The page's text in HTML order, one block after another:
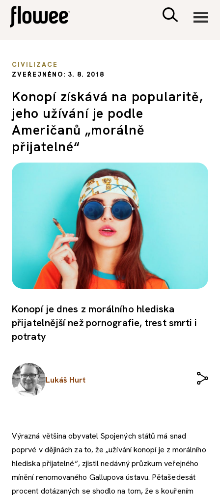
PSYCHOLOGIE
RODINA A DĚTI
SEX A VZTAHY
PORADNA
CIVILIZACE
ZVEŘEJNĚNO: 3. 8. 2018
Konopí získává na popularitě,
jeho užívání je podle
Američanů „morálně
přijatelné“
Konopí je dnes z morálního hlediska
přijatelnější než pornografie, trest smrti i
potraty
Lukáš Hurt
Výrazná většina obyvatel Spojených států má snad
poprvé v dějinách za to, že „užívání konopí je z morálního
hlediska přijatelné“, zjistil nedávný průzkum veřejného
mínění renomovaného Gallupova ústavu. Pětašedesát
procent dotázaných se shodlo na tom, že s kouřením